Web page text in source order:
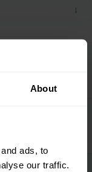
About
ads, to
our traffic.
→